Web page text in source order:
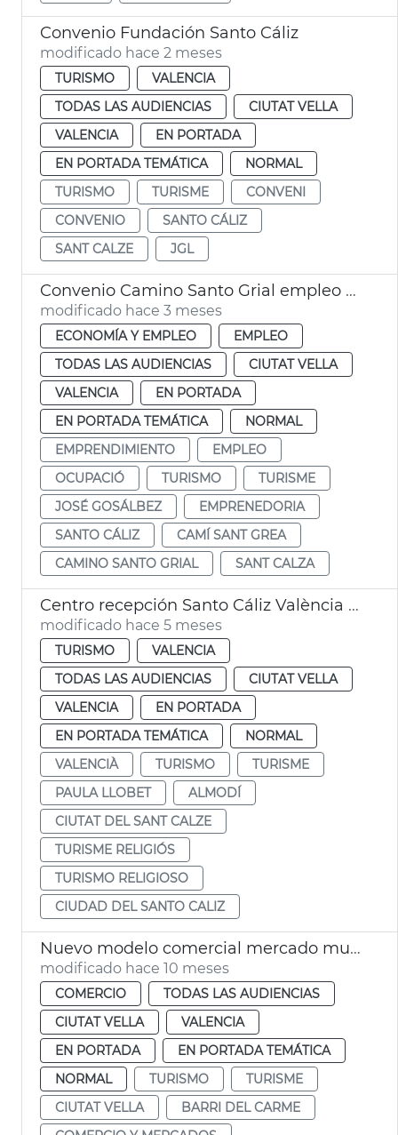
Convenio Fundación Santo Cáliz
modificado hace 2 meses
TURISMO
VALENCIA
TODAS LAS AUDIENCIAS
CIUTAT VELLA
VALENCIA
EN PORTADA
EN PORTADA TEMÁTICA
NORMAL
TURISMO
TURISME
CONVENI
CONVENIO
SANTO CÁLIZ
SANT CALZE
JGL
Convenio Camino Santo Grial empleo y proyección internacional
modificado hace 3 meses
ECONOMÍA Y EMPLEO
EMPLEO
TODAS LAS AUDIENCIAS
CIUTAT VELLA
VALENCIA
EN PORTADA
EN PORTADA TEMÁTICA
NORMAL
EMPRENDIMIENTO
EMPLEO
OCUPACIÓ
TURISMO
TURISME
JOSÉ GOSÁLBEZ
EMPRENEDORIA
SANTO CÁLIZ
CAMÍ SANT GREA
CAMINO SANTO GRIAL
SANT CALZA
Centro recepción Santo Cáliz València supera expectativas visitantes
modificado hace 5 meses
TURISMO
VALENCIA
TODAS LAS AUDIENCIAS
CIUTAT VELLA
VALENCIA
EN PORTADA
EN PORTADA TEMÁTICA
NORMAL
VALENCIÀ
TURISMO
TURISME
PAULA LLOBET
ALMODÍ
CIUTAT DEL SANT CALZE
TURISME RELIGIÓS
TURISMO RELIGIOSO
CIUDAD DEL SANTO CALIZ
Nuevo modelo comercial mercado municipal Mossén Sorell València
modificado hace 10 meses
COMERCIO
TODAS LAS AUDIENCIAS
CIUTAT VELLA
VALENCIA
EN PORTADA
EN PORTADA TEMÁTICA
NORMAL
TURISMO
TURISME
CIUTAT VELLA
BARRI DEL CARME